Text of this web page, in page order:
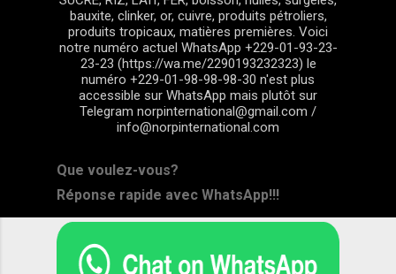
bauxite, clinker, or, cuivre, produits pétroliers,
produits tropicaux, matières premières. Voici
notre numéro actuel WhatsApp +229-01-93-23-
23-23 (https://wa.me/2290193232323) le
numéro +229-01-98-98-98-30 n'est plus
accessible sur WhatsApp mais plutôt sur
Telegram norpinternational@gmail.com /
info@norpinternational.com
Que voulez-vous?
Réponse rapide avec WhatsApp!!!